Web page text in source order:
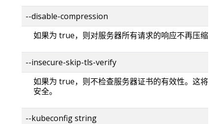
--disable-compression
如果为 true，则对服务器所有请求的响应不再压缩。
--insecure-skip-tls-verify
如果为 true，则不检查服务器证书的有效性。这将使
安全。
--kubeconfig string